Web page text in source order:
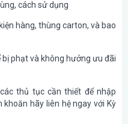
cách sử dụng
hàng, thùng carton, và bao
phạt và không hưởng ưu đãi
thủ tục cần thiết để nhập
khoăn hãy liên hệ ngay với Kỳ